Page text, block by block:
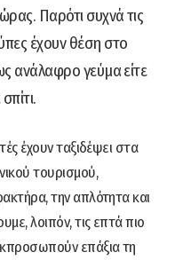
Παρότι συχνά τις
έχουν θέση στο
ανάλαφρο γεύμα είτε
έχουν ταξιδέψει στα
τουρισμού,
την απλότητα και
λοιπόν, τις επτά πιο
επάξια τη